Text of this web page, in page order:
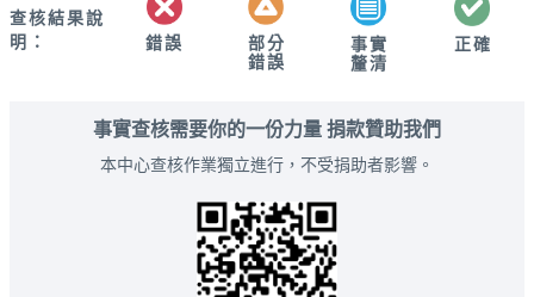
查核結果說
明：
錯誤
部分
錯誤
事實
釐清
正確
事實查核需要你的一份力量 捐款贊助我們
本中心查核作業獨立進行，不受捐助者影響。